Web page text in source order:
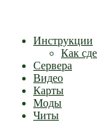
Инструкции
Как
Сервера
Видео
Карты
Моды
Читы